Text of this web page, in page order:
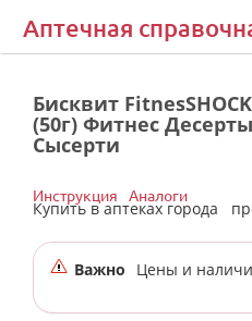
Аптечная
Бисквит
(50г) Фитнес
Сысерти
Купить в аптеках города
Инструкция Аналоги
Важно Цены и